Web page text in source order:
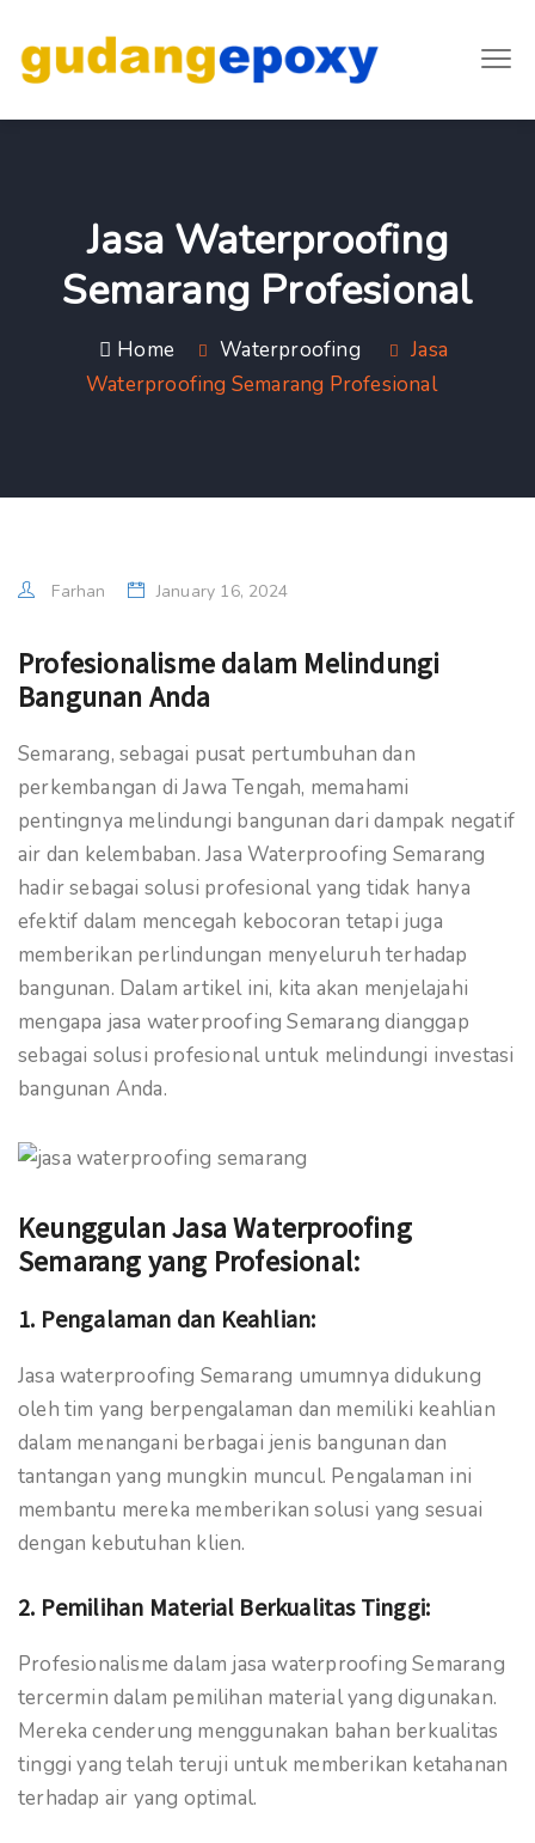
Jasa Waterproofing
Semarang Profesional
Home Waterproofing
Jasa
Waterproofing Semarang Profesional
Farhan January 16, 2024
Profesionalisme dalam Melindungi
Bangunan Anda
Semarang, sebagai pusat pertumbuhan dan
perkembangan di Jawa Tengah, memahami
pentingnya melindungi bangunan dari dampak negatif
air dan kelembaban. Jasa Waterproofing Semarang
hadir sebagai solusi profesional yang tidak hanya
efektif dalam mencegah kebocoran tetapi juga
memberikan perlindungan menyeluruh terhadap
bangunan. Dalam artikel ini, kita akan menjelajahi
mengapa jasa waterproofing Semarang dianggap
sebagai solusi profesional untuk melindungi investasi
bangunan Anda.
Keunggulan Jasa Waterproofing
Semarang yang Profesional:
1. Pengalaman dan Keahlian:
Jasa waterproofing Semarang umumnya didukung
oleh tim yang berpengalaman dan memiliki keahlian
dalam menangani berbagai jenis bangunan dan
tantangan yang mungkin muncul. Pengalaman ini
membantu mereka memberikan solusi yang sesuai
dengan kebutuhan klien.
2. Pemilihan Material Berkualitas Tinggi:
Profesionalisme dalam jasa waterproofing Semarang
tercermin dalam pemilihan material yang digunakan.
Mereka cenderung menggunakan bahan berkualitas
tinggi yang telah teruji untuk memberikan ketahanan
terhadap air yang optimal.